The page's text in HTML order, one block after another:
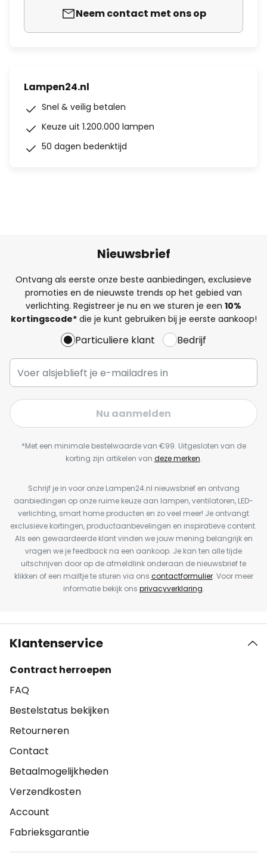
Neem contact met ons op
Lampen24.nl
Snel & veilig betalen
Keuze uit 1.200.000 lampen
50 dagen bedenktijd
Nieuwsbrief
Ontvang als eerste onze beste aanbiedingen, exclusieve
promoties en de nieuwste trends op het gebied van
verlichting. Registreer je nu en we sturen je een 10%
kortingscode*die je kunt gebruiken bij je eerste aankoop!
Particuliere klant Bedrijf
Nu aanmelden
*Met een minimale bestelwaarde van €99. Uitgesloten van de
korting zijn artikelen van deze merken.
Schrijf je in voor onze Lampen24.nl nieuwsbrief en ontvang
aanbiedingen op onze ruime keuze aan lampen, ventilatoren, LED-
verlichting, smart home producten en zo veel meer! Je ontvangt
exclusieve kortingen, productaanbevelingen en inspiratieve content.
Als een gewaardeerde klant vinden we jouw mening belangrijk en
vragen we je feedback na een aankoop. Je kan ten alle tijde
uitschrijven door op de afmeldlink onderaan de nieuwsbrief te
klikken of een mailtje te sturen via ons contactformulier. Voor meer
informatie bekijk ons privacyverklaring.
Klantenservice
Contract herroepen
FAQ
Bestelstatus bekijken
Retourneren
Contact
Betaalmogelijkheden
Verzendkosten
Account
Fabrieksgarantie